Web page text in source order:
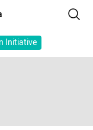
Initiative